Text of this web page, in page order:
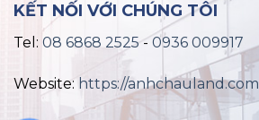
KẾT NỐI VỚI CHÚNG TÔI
Tel: 08 6868 2525-0936 009917
Website: https://anhchauland.com